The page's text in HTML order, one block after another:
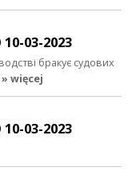
03-2023
бракує судових
» więcej
03-2023